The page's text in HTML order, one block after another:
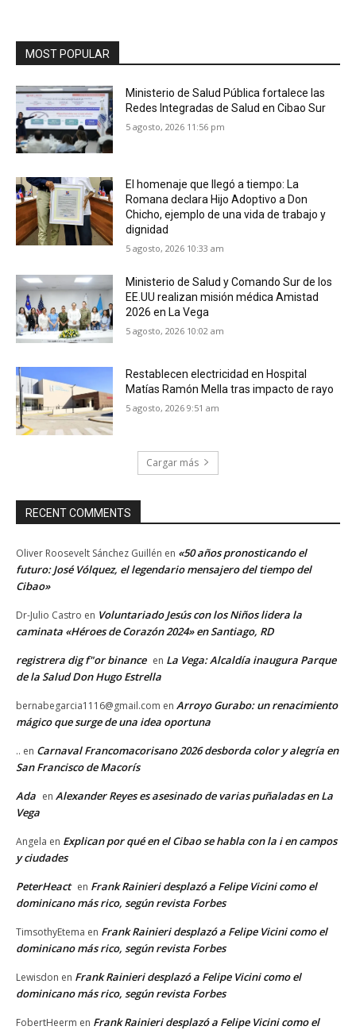
MOST POPULAR
Ministerio de Salud Pública fortalece las
Redes Integradas de Salud en Cibao Sur
5 agosto, 2026 11:56 pm
El homenaje que llegó a tiempo: La
Romana declara Hijo Adoptivo a Don
Chicho, ejemplo de una vida de trabajo y
dignidad
5 agosto, 2026 10:33 am
Ministerio de Salud y Comando Sur de los
EE.UU realizan misión médica Amistad
2026 en La Vega
5 agosto, 2026 10:02 am
Restablecen electricidad en Hospital
Matías Ramón Mella tras impacto de rayo
5 agosto, 2026 9:51 am
Cargar más
RECENT COMMENTS
Oliver Roosevelt Sánchez Guillén en «50 años pronosticando el
futuro: José Vólquez, el legendario mensajero del tiempo del
Cibao»
Dr-Julio Castro en Voluntariado Jesús con los Niños lidera la
caminata «Héroes de Corazón 2024» en Santiago, RD
registrera dig f"or binance en La Vega: Alcaldía inaugura Parque
de la Salud Don Hugo Estrella
bernabegarcia1116@gmail.com en Arroyo Gurabo: un renacimiento
mágico que surge de una idea oportuna
.. en Carnaval Francomacorisano 2026 desborda color y alegría en
San Francisco de Macorís
Ada en Alexander Reyes es asesinado de varias puñaladas en La
Vega
Angela en Explican por qué en el Cibao se habla con la i en campos
y ciudades
PeterHeact en Frank Rainieri desplazó a Felipe Vicini como el
dominicano más rico, según revista Forbes
TimsothyEtema en Frank Rainieri desplazó a Felipe Vicini como el
dominicano más rico, según revista Forbes
Lewisdon en Frank Rainieri desplazó a Felipe Vicini como el
dominicano más rico, según revista Forbes
FobertHeerm en Frank Rainieri desplazó a Felipe Vicini como el